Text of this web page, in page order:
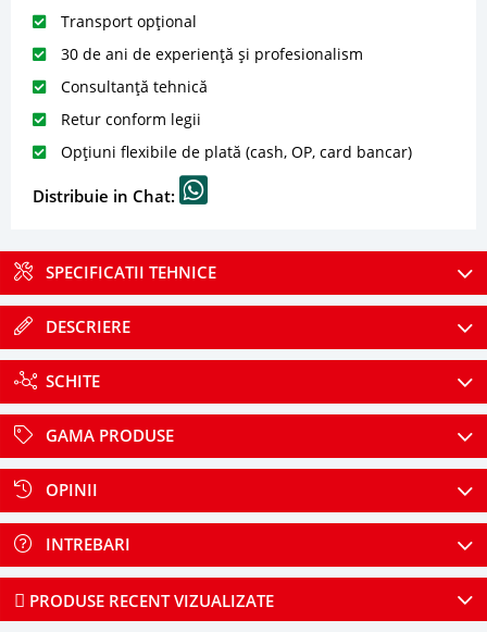
Transport opțional
30 de ani de experiență și profesionalism
Consultanță tehnică
Retur conform legii
Opțiuni flexibile de plată (cash, OP, card bancar)
Distribuie in Chat:
SPECIFICATII TEHNICE
DESCRIERE
SCHITE
GAMA PRODUSE
OPINII
INTREBARI
PRODUSE RECENT VIZUALIZATE